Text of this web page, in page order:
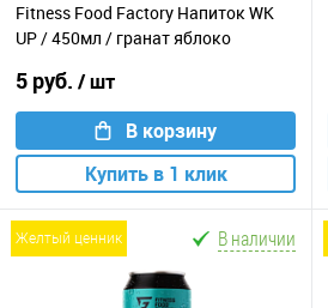
Fitness Food Factory Напиток WK
UP / 450мл / гранат яблоко
5 руб. / шт
В корзину
Купить в 1 клик
желтый ценник В наличии